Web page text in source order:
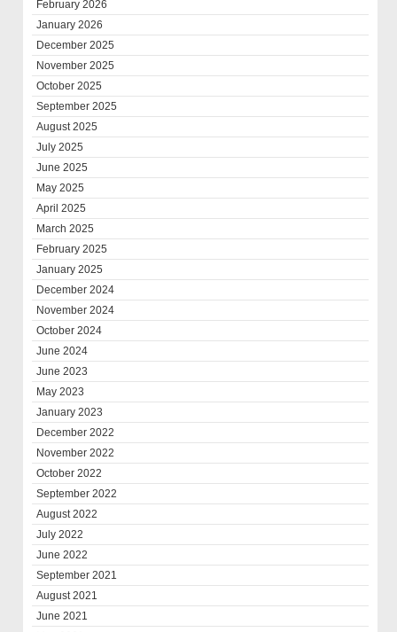
February 2026
January 2026
December 2025
November 2025
October 2025
September 2025
August 2025
July 2025
June 2025
May 2025
April 2025
March 2025
February 2025
January 2025
December 2024
November 2024
October 2024
June 2024
June 2023
May 2023
January 2023
December 2022
November 2022
October 2022
September 2022
August 2022
July 2022
June 2022
September 2021
August 2021
June 2021